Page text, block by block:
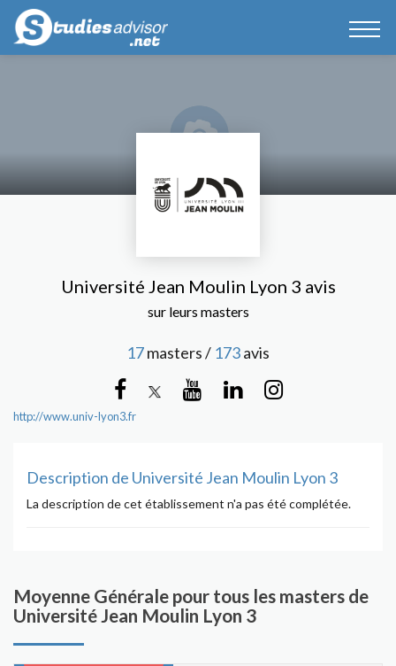
Université Jean Moulin Lyon 3 avis
sur leurs masters
17masters / 173avis
http://www.univ-lyon3.fr
Description de Université Jean Moulin Lyon 3
La description de cet établissement n'a pas été complétée.
Moyenne Générale pour tous les masters de
Université Jean Moulin Lyon 3